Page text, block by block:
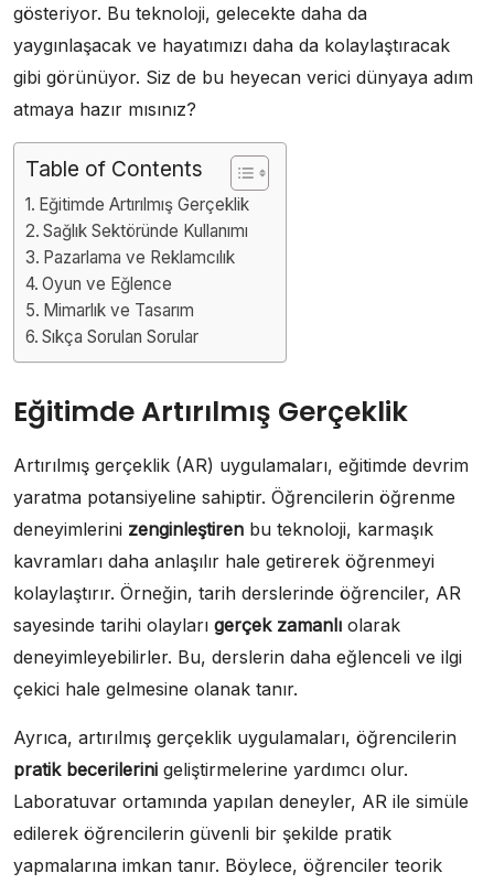
gösteriyor. Bu teknoloji, gelecekte daha da
yaygınlaşacak ve hayatımızı daha da kolaylaştıracak
gibi görünüyor. Siz de bu heyecan verici dünyaya adım
atmaya hazır mısınız?
Table of Contents
Eğitimde Artırılmış Gerçeklik
Sağlık Sektöründe Kullanımı
Pazarlama ve Reklamcılık
Oyun ve Eğlence
Mimarlık ve Tasarım
Sıkça Sorulan Sorular
Eğitimde Artırılmış Gerçeklik
Artırılmış gerçeklik (AR) uygulamaları, eğitimde devrim
yaratma potansiyeline sahiptir. Öğrencilerin öğrenme
deneyimlerini zenginleştiren bu teknoloji, karmaşık
kavramları daha anlaşılır hale getirerek öğrenmeyi
kolaylaştırır. Örneğin, tarih derslerinde öğrenciler, AR
sayesinde tarihi olayları gerçek zamanlı olarak
deneyimleyebilirler. Bu, derslerin daha eğlenceli ve ilgi
çekici hale gelmesine olanak tanır.
Ayrıca, artırılmış gerçeklik uygulamaları, öğrencilerin
pratik becerilerini geliştirmelerine yardımcı olur.
Laboratuvar ortamında yapılan deneyler, AR ile simüle
edilerek öğrencilerin güvenli bir şekilde pratik
yapmalarına imkan tanır. Böylece, öğrenciler teorik